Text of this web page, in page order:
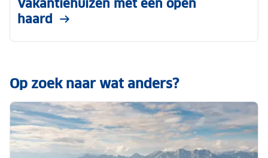
Vakantiehuizen met een open
haard
Op zoek naar wat anders?